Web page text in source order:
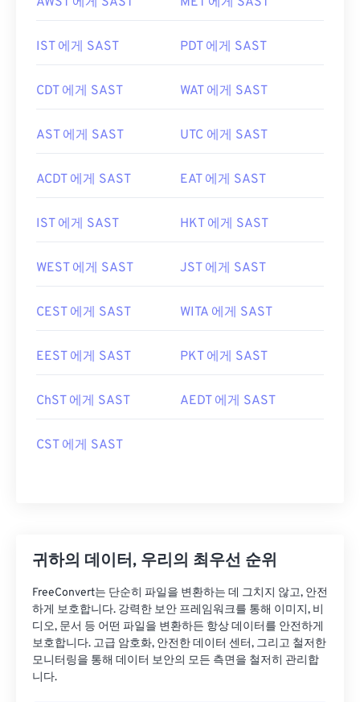
IST 에게 SAST PDT 에게 SAST
CDT 에게 SAST WAT 에게 SAST
AST 에게 SAST UTC 에게 SAST
ACDT 에게 SAST EAT 에게 SAST
IST 에게 SAST HKT 에게 SAST
WEST 에게 SAST JST 에게 SAST
CEST 에게 SAST WITA 에게 SAST
EEST 에게 SAST PKT 에게 SAST
ChST 에게 SAST AEDT 에게 SAST
CST 에게 SAST
귀하의 데이터, 우리의 최우선 순위
FreeConvert는 단순히 파일을 변환하는 데 그치지 않고, 안전
하게 보호합니다. 강력한 보안 프레임워크를 통해 이미지, 비
디오, 문서 등 어떤 파일을 변환하든 항상 데이터를 안전하게
보호합니다. 고급 암호화, 안전한 데이터 센터, 그리고 철저한
모니터링을 통해 데이터 보안의 모든 측면을 철저히 관리합
니다.